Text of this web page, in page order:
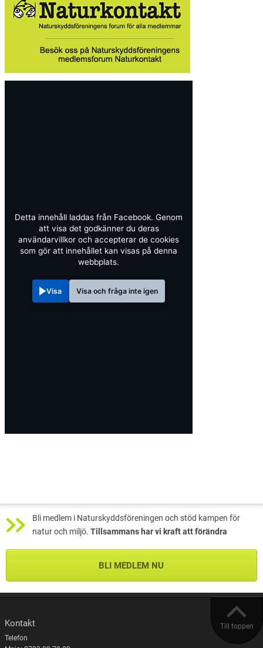
Detta innehåll laddas från Facebook. Genom
att visa det godkänner du deras
användarvillkor och accepterar de cookies
som gör att innehållet kan visas på denna
webbplats.
Visa Visa och fråga inte igen
Bli medlem i Naturskyddsföreningen och stöd kampen för
natur och miljö. Tillsammans har vi kraft att förändra
BLI MEDLEM NU
Till toppen
Kontakt
Telefon